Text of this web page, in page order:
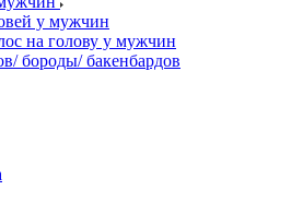
у мужчин
на голову у мужчин
бороды/ бакенбардов